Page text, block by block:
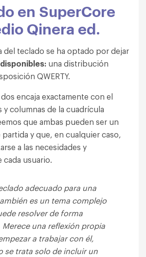
en SuperCore
Qinera ed.
del teclado se ha optado por dejar
una distribución
QWERTY.
encaja exactamente con el
y columnas de la cuadrícula
que ambas pueden ser un
y que, en cualquier caso,
a las necesidades y
cada usuario.
adecuado para una
es un tema complejo
resolver de forma
Merece una reflexión propia
a trabajar con él,
se trata solo de incluir un